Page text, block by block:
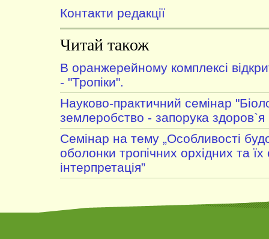
Контакти редакції
Читай також
В оранжерейному комплексі
- "Тропіки".
Науково-практичний семінар
землеробство - запорука здоров`я
Cемінар на тему „Особливості
оболонки тропічних орхідних та їх
інтерпретація”